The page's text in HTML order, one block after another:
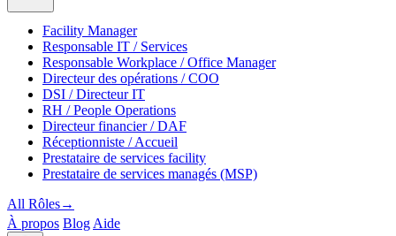
Facility Manager
Responsable IT / Services
Responsable Workplace / Office Manager
Directeur des opérations / COO
DSI / Directeur IT
RH / People Operations
Directeur financier / DAF
Réceptionniste / Accueil
Prestataire de services facility
Prestataire de services managés (MSP)
All Rôles→
À propos Blog Aide